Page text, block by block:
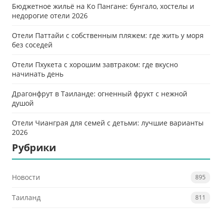
Бюджетное жильё на Ко Пангане: бунгало, хостелы и
недорогие отели 2026
Отели Паттайи с собственным пляжем: где жить у моря
без соседей
Отели Пхукета с хорошим завтраком: где вкусно
начинать день
Драгонфрут в Таиланде: огненный фрукт с нежной
душой
Отели Чианграя для семей с детьми: лучшие варианты
2026
Рубрики
Новости 895
Таиланд 811